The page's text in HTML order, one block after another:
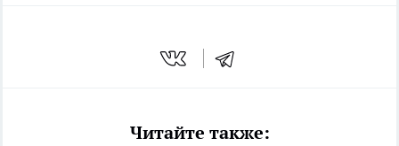
Читайте также: